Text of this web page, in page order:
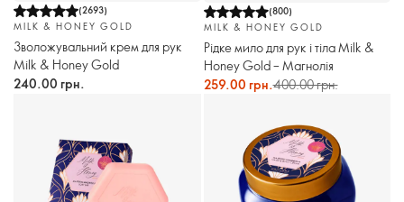
(2693)
MILK & HONEY GOLD
Зволожувальний крем для рук
Milk & Honey Gold
240.00 грн.
(800)
MILK & HONEY GOLD
Рідке мило для рук і тіла Milk &
Honey Gold – Магнолія
259.00 грн.400.00 грн.